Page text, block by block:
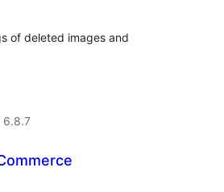
of deleted images and
6.8.7